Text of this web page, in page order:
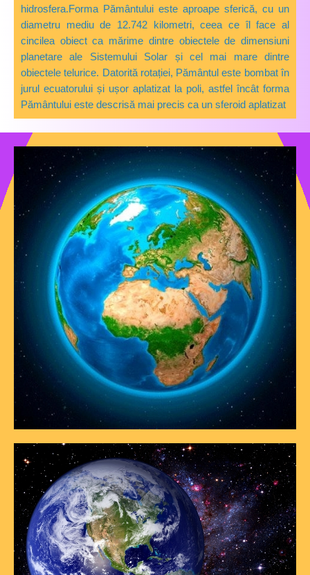
hidrosfera.Forma Pământului este aproape sferică, cu un
diametru mediu de 12.742 kilometri, ceea ce îl face al
cincilea obiect ca mărime dintre obiectele de dimensiuni
planetare ale Sistemului Solar și cel mai mare dintre
obiectele telurice. Datorită rotației, Pământul este bombat în
jurul ecuatorului și ușor aplatizat la poli, astfel încât forma
Pământului este descrisă mai precis ca un sferoid aplatizat